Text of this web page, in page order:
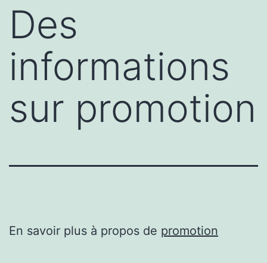
Des
informations
sur promotion
En savoir plus à propos de promotion